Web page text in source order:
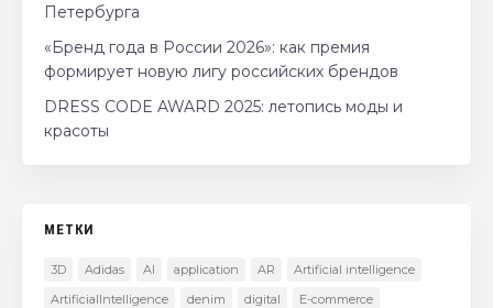
Петербурга
«Бренд года в России 2026»: как премия
формирует новую лигу российских брендов
DRESS CODE AWARD 2025: летопись моды и
красоты
МЕТКИ
3D Adidas AI application AR
Artificial intelligence
ArtificialIntelligence
denim digital
E-commerce